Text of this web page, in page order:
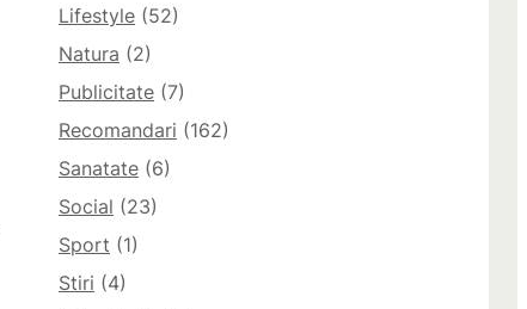
Lifestyle (52)
Natura (2)
Publicitate (7)
Recomandari (162)
Sanatate (6)
Social (23)
Sport (1)
Stiri (4)